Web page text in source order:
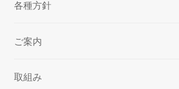
各種方針
ご案内
取組み